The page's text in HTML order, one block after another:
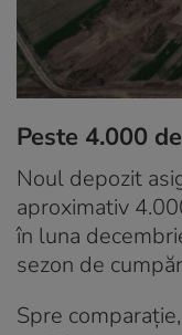
Peste 4.000
Noul depozit
aproximativ
în luna
sezon de
Spre